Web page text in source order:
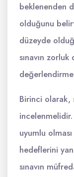
beklenenden
olduğunu
düzeyde
sınavın
Birinci olarak,
uyumlu
hedeflerini
sınavın